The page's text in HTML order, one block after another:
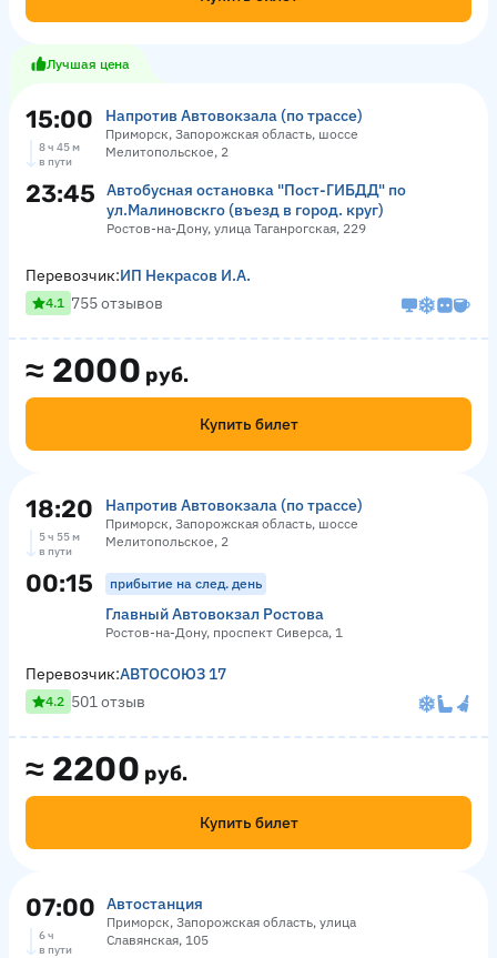
Лучшая цена
15:00 Напротив Автовокзала (по трассе)
Приморск, Запорожская область, шоссе
Мелитопольское, 2
8 ч 45 м
в пути
23:45
Автобусная остановка "Пост-ГИБДД" по
ул.Малиновскго (въезд в город. круг)
Ростов-на-Дону, улица Таганрогская, 229
≈ 2000 руб.
Купить билет
Перевозчик:ИП Некрасов И.А.
4.1 755 отзывов
18:20 Напротив Автовокзала (по трассе)
Приморск, Запорожская область, шоссе
Мелитопольское, 2
5 ч 55 м
в пути
00:15 прибытие на след. день
Главный Автовокзал Ростова
Ростов-на-Дону, проспект Сиверса, 1
≈ 2200 руб.
Купить билет
Перевозчик:АВТОСОЮЗ 17
4.2 501 отзыв
07:00 Автостанция
Приморск, Запорожская область, улица
Славянская, 105
6 ч
в пути